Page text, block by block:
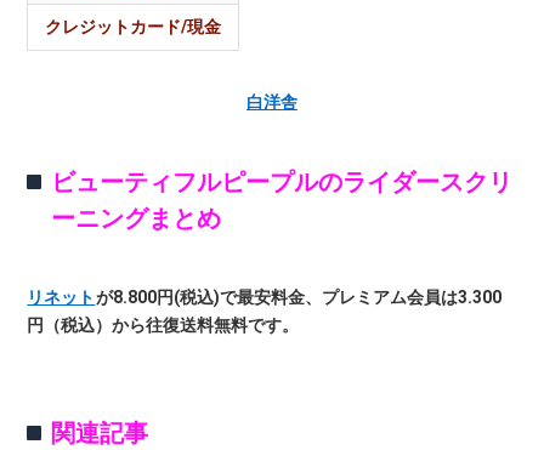
クレジットカード/現金
白洋舎
ビューティフルピープルのライダースクリ
ーニングまとめ
リネット が8.800円(税込)で最安料金、プレミアム会員は3.300
円（税込）から往復送料無料です。
関連記事